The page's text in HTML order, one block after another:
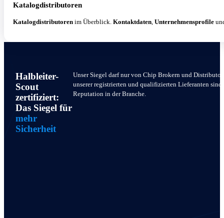
Katalogdistributoren
Katalogdistributorenim Überblick. Kontaktdaten, Unternehmensprofile
Halbleiter-
Scout
zertifiziert:
Das Siegel für
mehr
Sicherheit
Unser Siegel darf nur von Chip Brokern und
unserer registrierten und qualifizierten Lieferanten
Reputation in der Branche.